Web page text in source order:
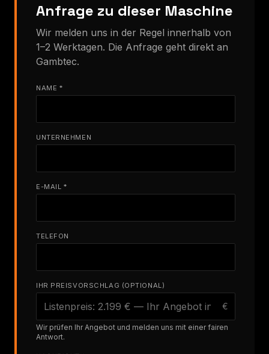
Anfrage zu dieser Maschine
Wir melden uns in der Regel innerhalb von
1–2 Werktagen. Die Anfrage geht direkt an
Gambtec.
NAME *
UNTERNEHMEN
E-MAIL *
TELEFON
IHR PREISVORSCHLAG (OPTIONAL)
€
Wir prüfen Ihr Angebot und melden uns mit einer fairen
Antwort.